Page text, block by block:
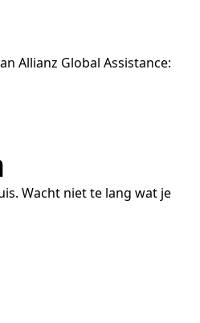
Allianz Global Assistance:
Wacht niet te lang wat je